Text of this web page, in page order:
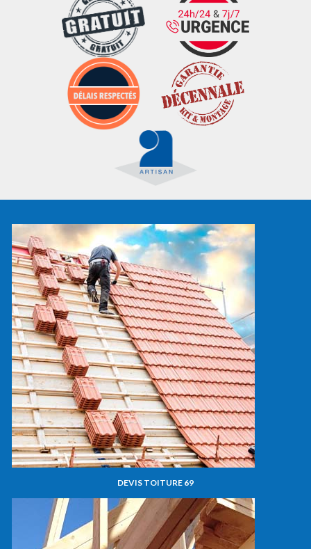
DEVIS TOITURE 69